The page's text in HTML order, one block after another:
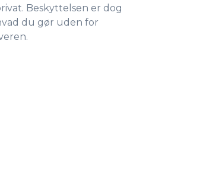
Beskyttelsen er dog
du gør uden for